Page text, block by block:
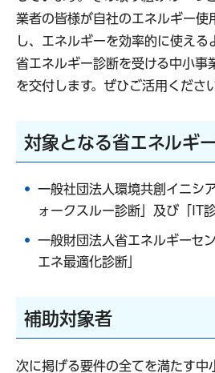
業者の皆様が自社のエネルギー使
し、エネルギーを効率的に使える
省エネルギー診断を受ける中小事
を交付します。ぜひご活用くださ
対象となる省エネルギ
一般社団法人環境共創イニシ
ォークスルー診断」及び「IT診
一般財団法人省エネルギーセ
エネ最適化診断」
補助対象者
次に掲げる要件の全てを満たす中